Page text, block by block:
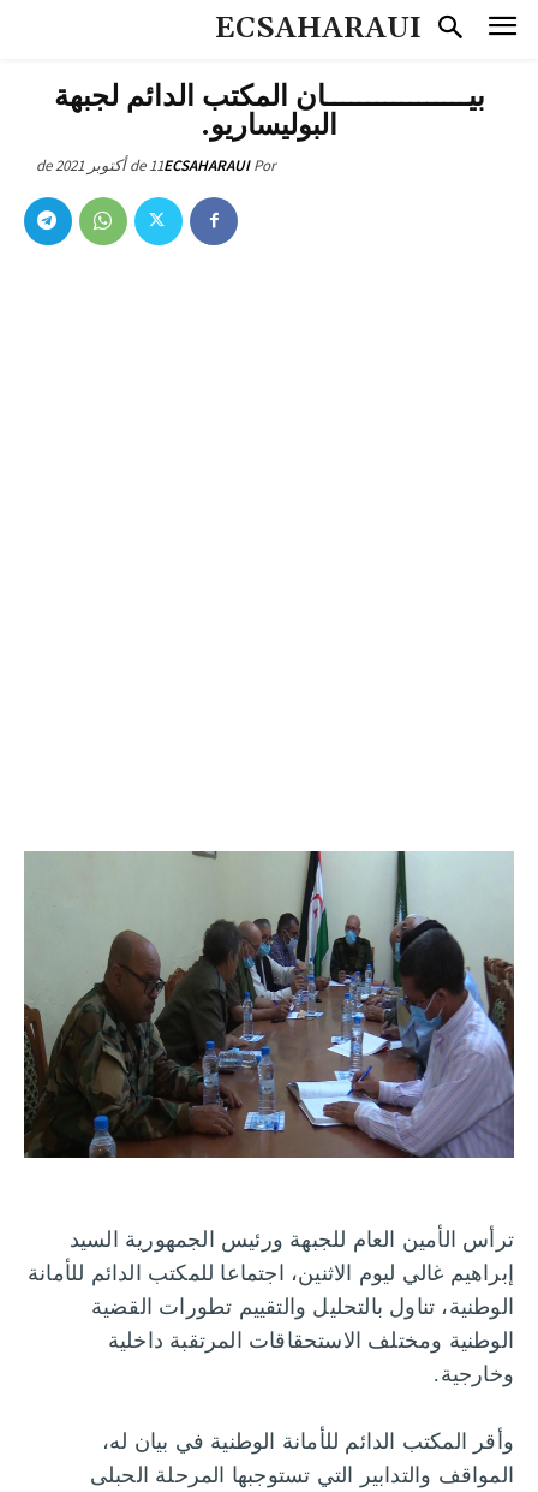
ECSAHARAUI
بيـــــــــــــــــان المكتب الدائم لجبهة
البوليساريو.
Por
ECSAHARAUI11 de أكتوبر de 2021
ترأس الأمين العام للجبهة ورئيس الجمهورية السيد
إبراهيم غالي ليوم الاثنين، اجتماعا للمكتب الدائم للأمانة
الوطنية، تناول بالتحليل والتقييم تطورات القضية
الوطنية ومختلف الاستحقاقات المرتقبة داخلية
وخارجية.
وأقر المكتب الدائم للأمانة الوطنية في بيان له،
المواقف والتدابير التي تستوجبها المرحلة الحبلى